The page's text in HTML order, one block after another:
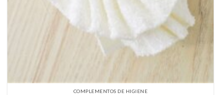
COMPLEMENTOS DE HIGIENE